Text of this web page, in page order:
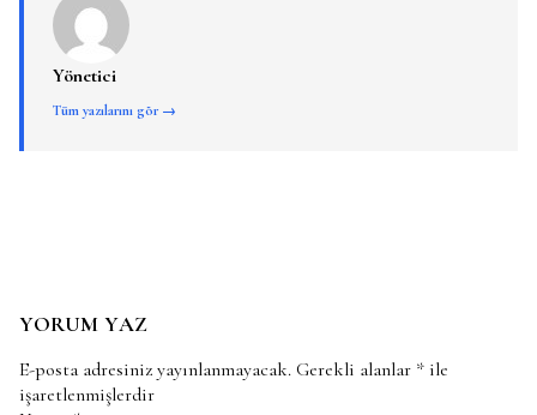
Yönetici
Tüm yazılarını gör →
YORUM YAZ
E-posta adresiniz yayınlanmayacak. Gerekli alanlar * ile
işaretlenmişlerdir